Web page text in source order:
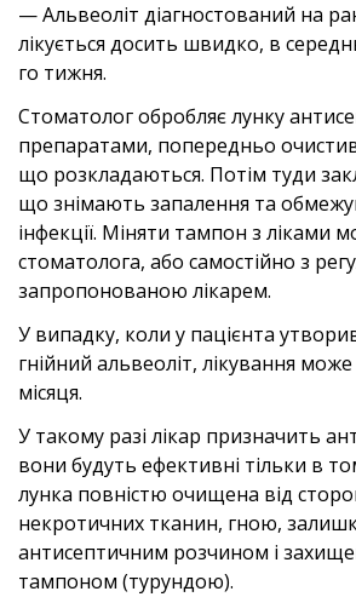
— Альвеоліт діагностований на
лікується досить швидко, в
го тижня.
Стоматолог обробляє лунку
препаратами, попередньо
що розкладаються. Потім туди
що знімають запалення та
інфекції. Міняти тампон з ліками
стоматолога, або самостійно з
запропонованою лікарем.
У випадку, коли у пацієнта
гнійний альвеоліт, лікування може
місяця.
У такому разі лікар призначить
вони будуть ефективні тільки в
лунка повністю очищена від
некротичних тканин, гною,
антисептичним розчином і
тампоном (турундою).